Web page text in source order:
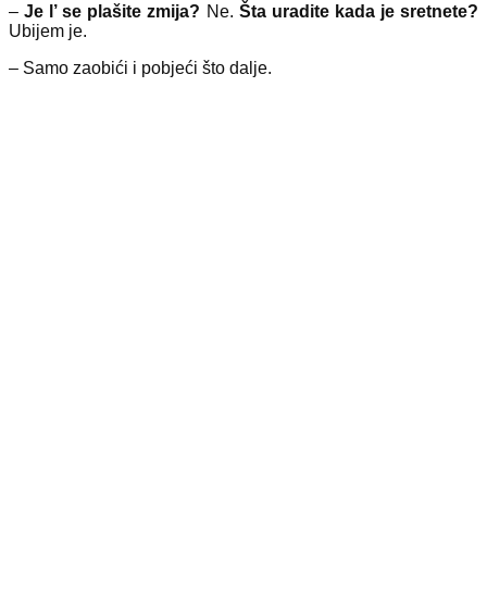
–Je l’ se plašite zmija? Ne. Šta uradite kada je sretnete?
Ubijem je.
– Samo zaobići i pobjeći što dalje.